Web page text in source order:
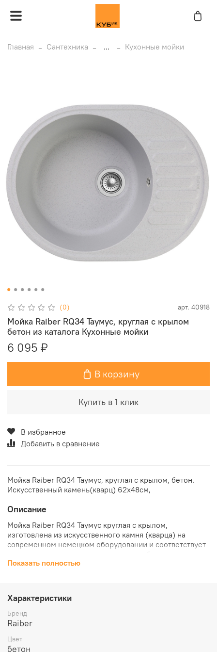
Главная Сантехника ... Кухонные мойки
(0) арт. 40918
Мойка Raiber RQ34 Таумус, круглая с крылом
бетон из каталога Кухонные мойки
6 095 ₽
В корзину
Купить в 1 клик
В избранное
Добавить в сравнение
Мойка Raiber RQ34 Таумус, круглая с крылом, бетон.
Искусственный камень(кварц) 62х48см,
Описание
Мойка Raiber RQ34 Таумус круглая с крылом,
изготовлена из искусственного камня (кварца) на
современном немецком оборудовании и соответствует
Ударопрочная поверхность мойки устойчива к высоким
кухне.
Цвета: белый, бежевый, бетон, топаз, шоколад,
антрацит.Материал: кварц
617*480
Размер чаши, мм
Показать полностью
Характеристики
Бренд
Raiber
Цвет
бетон